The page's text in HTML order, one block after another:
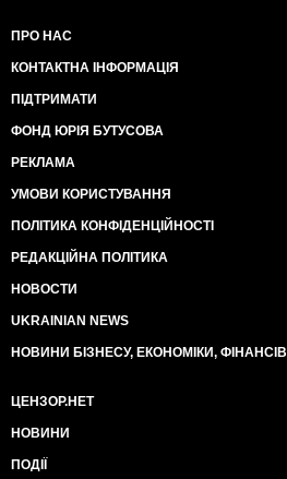
ПРО НАС
КОНТАКТНА ІНФОРМАЦІЯ
ПІДТРИМАТИ
ФОНД ЮРІЯ БУТУСОВА
РЕКЛАМА
УМОВИ КОРИСТУВАННЯ
ПОЛІТИКА КОНФІДЕНЦІЙНОСТІ
РЕДАКЦІЙНА ПОЛІТИКА
НОВОСТИ
UKRAINIAN NEWS
НОВИНИ БІЗНЕСУ, ЕКОНОМІКИ, ФІНАНСІВ
ЦЕНЗОР.НЕТ
НОВИНИ
ПОДІЇ